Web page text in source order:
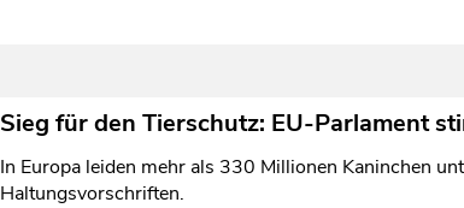
Sieg für den Tierschutz: EU-Parlament
In Europa leiden mehr als 330 Millionen Kaninchen
Haltungsvorschriften.